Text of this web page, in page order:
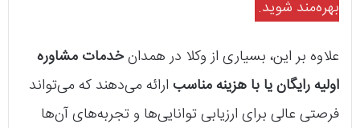
بهره‌مند شوید.
علاوه بر این، بسیاری از وکلا در همدانخدمات مشاوره
اولیه رایگان یا با هزینه مناسب ارائه می‌دهند که می‌تواند
فرصتی عالی برای ارزیابی توانایی‌ها و تجربه‌های آن‌ها